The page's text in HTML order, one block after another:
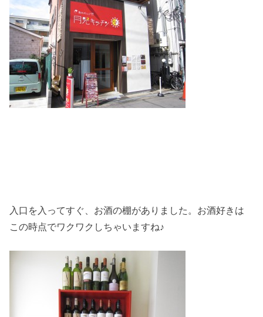
入口を入ってすぐ、お酒の棚がありました。お酒好きは
この時点でワクワクしちゃいますね♪